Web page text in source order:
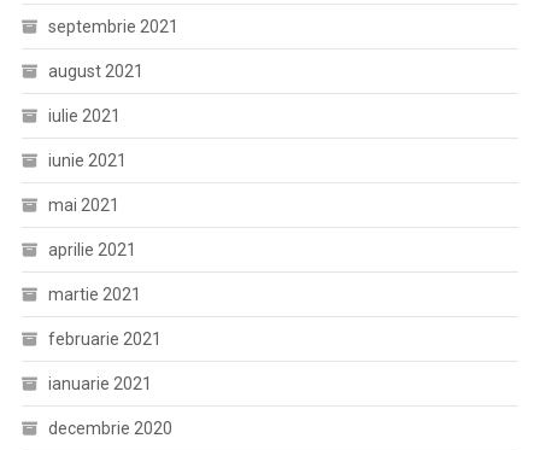
septembrie 2021
august 2021
iulie 2021
iunie 2021
mai 2021
aprilie 2021
martie 2021
februarie 2021
ianuarie 2021
decembrie 2020